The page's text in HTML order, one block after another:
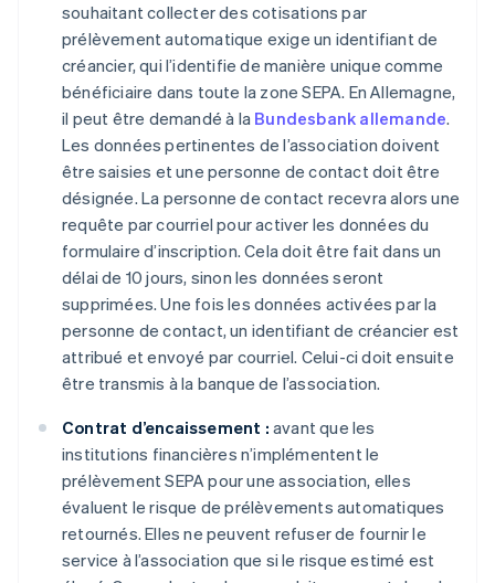
souhaitant collecter des cotisations par
prélèvement automatique exige un identifiant de
créancier, qui l’identifie de manière unique comme
bénéficiaire dans toute la zone SEPA. En Allemagne,
il peut être demandé à la Bundesbank allemande.
Les données pertinentes de l’association doivent
être saisies et une personne de contact doit être
désignée. La personne de contact recevra alors une
requête par courriel pour activer les données du
formulaire d’inscription. Cela doit être fait dans un
délai de 10 jours, sinon les données seront
supprimées. Une fois les données activées par la
personne de contact, un identifiant de créancier est
attribué et envoyé par courriel. Celui-ci doit ensuite
être transmis à la banque de l’association.
Contrat d’encaissement : avant que les
institutions financières n’implémentent le
prélèvement SEPA pour une association, elles
évaluent le risque de prélèvements automatiques
retournés. Elles ne peuvent refuser de fournir le
service à l’association que si le risque estimé est